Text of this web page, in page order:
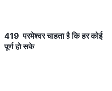
419 परमेश्वर चाहता है कि हर कोई
पूर्ण हो सके